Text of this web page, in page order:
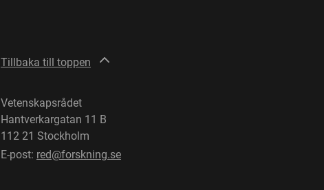
Tillbaka till toppen
Vetenskapsrådet
Hantverkargatan 11 B
112 21 Stockholm
E-post: red@forskning.se